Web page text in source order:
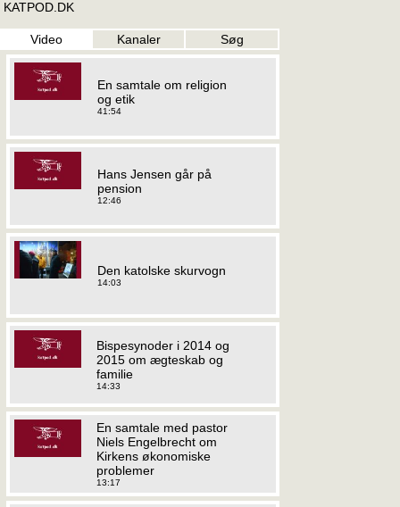
KATPOD.DK
Video Kanaler Søg
En samtale om religion
og etik
41:54
Hans Jensen går på
pension
12:46
Den katolske skurvogn
14:03
Bispesynoder i 2014 og
2015 om ægteskab og
familie
14:33
En samtale med pastor
Niels Engelbrecht om
Kirkens økonomiske
problemer
13:17